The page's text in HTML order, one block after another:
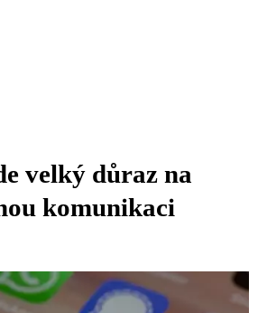
velký důraz na
komunikaci